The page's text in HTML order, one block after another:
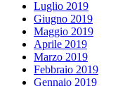
Luglio 2019
Giugno 2019
Maggio 2019
Aprile 2019
Marzo 2019
Febbraio 2019
Gennaio 2019